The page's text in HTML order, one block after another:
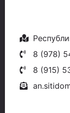
8 (978)
8 (915)